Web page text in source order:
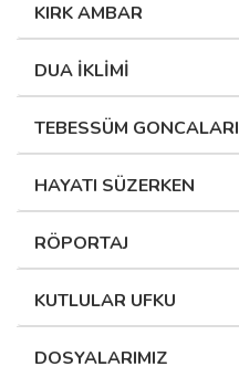
KIRK AMBAR
DUA İKLİMİ
TEBESSÜM GONCALARI
HAYATI SÜZERKEN
RÖPORTAJ
KUTLULAR UFKU
DOSYALARIMIZ